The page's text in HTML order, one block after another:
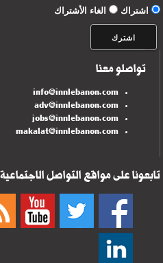
اشتراك الغاء الأشتراك
تواصلو معنا
info@innlebanon.com
adv@innlebanon.com
jobs@innlebanon.com
makalat@innlebanon.com
تابعونا على مواقع التواصل الاجتماعية